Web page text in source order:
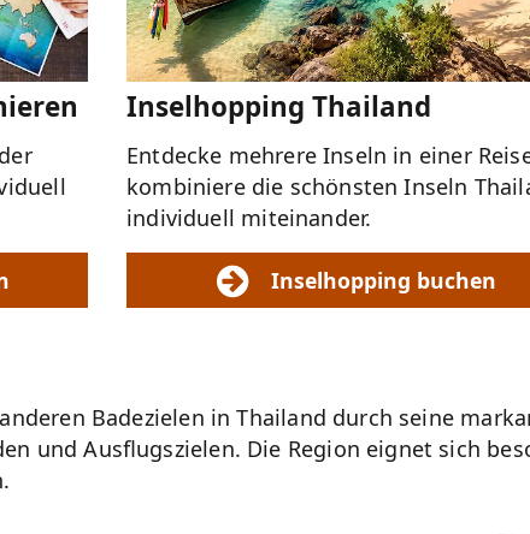
Inselhopping Thailand
Entdecke mehrere Inseln in einer
kombiniere die schönsten Inseln
individuell miteinander.
Inselhopping buchen
Badezielen in Thailand durch seine
und Ausflugszielen. Die Region eignet sich